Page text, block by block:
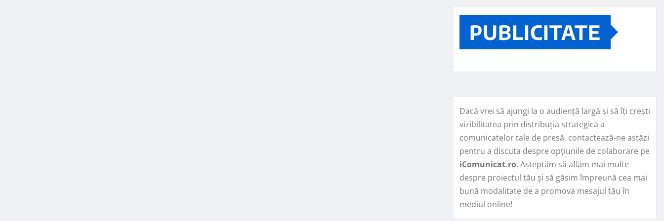
PUBLICITATE
Dacă vrei să ajungi la o audiență largă și să îți crești
vizibilitatea prin distribuția strategică a
comunicatelor tale de presă, contactează-ne astăzi
pentru a discuta despre opțiunile de colaborare pe
iComunicat.ro. Așteptăm să aflăm mai multe
despre proiectul tău și să găsim împreună cea mai
bună modalitate de a promova mesajul tău în
mediul online!